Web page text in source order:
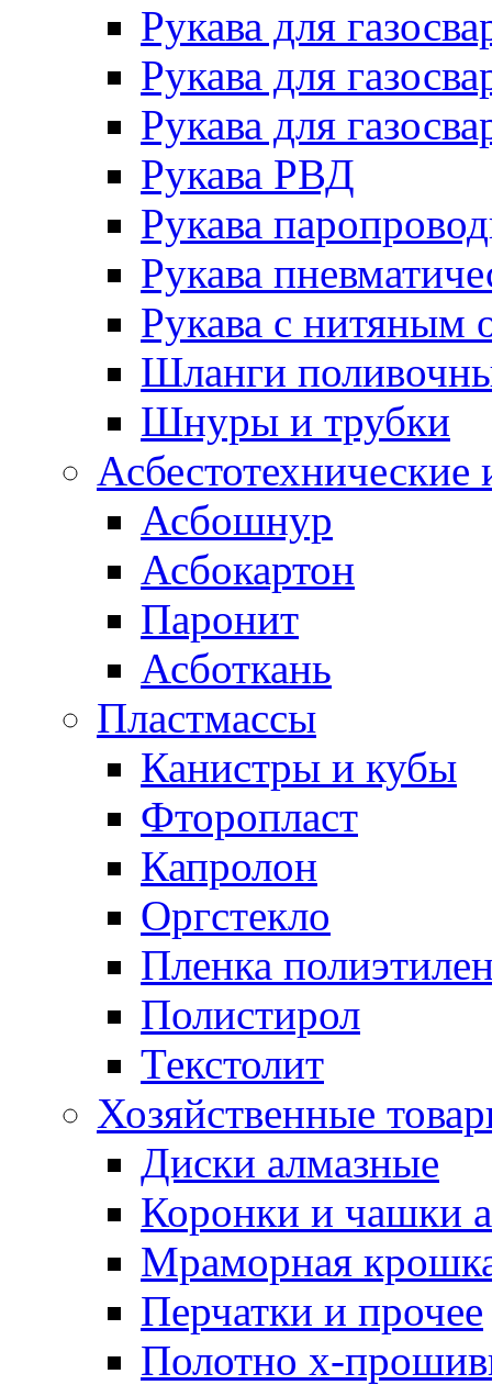
Рукава для
Рукава для
Рукава для
Рукава РВД
Рукава
Рукава
Рукава с нитяным
Шланги
Шнуры и трубки
Асбестотехнические
Асбошнур
Асбокартон
Паронит
Асботкань
Пластмассы
Канистры и кубы
Фторопласт
Капролон
Оргстекло
Пленка
Полистирол
Текстолит
Хозяйственные
Диски алмазные
Коронки и чашки
Мраморная
Перчатки и прочее
Полотно х-